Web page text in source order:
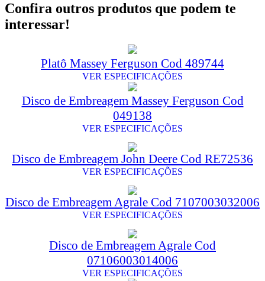
Confira outros produtos que podem te
interessar!
Platô Massey Ferguson Cod 489744
VER ESPECIFICAÇÕES
Disco de Embreagem Massey Ferguson Cod
049138
VER ESPECIFICAÇÕES
Disco de Embreagem John Deere Cod RE72536
VER ESPECIFICAÇÕES
Disco de Embreagem Agrale Cod 7107003032006
VER ESPECIFICAÇÕES
Disco de Embreagem Agrale Cod
07106003014006
VER ESPECIFICAÇÕES